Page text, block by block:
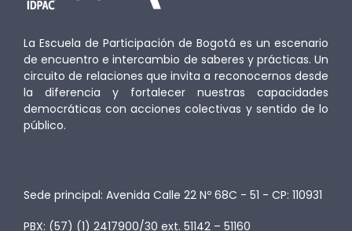
La Escuela de Participación de Bogotá es un escenario
de encuentro e intercambio de saberes y prácticas. Un
circuito de relaciones que invita a reconocernos desde
la diferencia y fortalecer nuestras capacidades
democráticas con acciones colectivas y sentido de lo
público.
Sede principal: Avenida Calle 22 Nº 68C - 51 - CP: 110931
PBX: (57) (1) 2417900/30 ext. 51142 – 51160